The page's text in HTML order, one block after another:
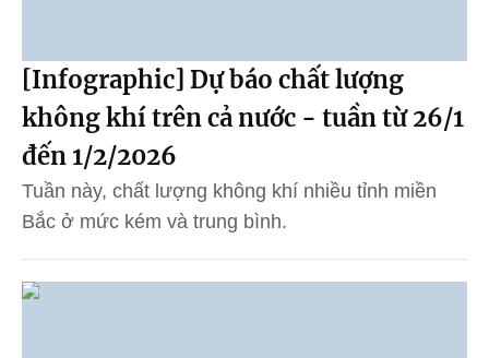
[Infographic] Dự báo chất lượng
không khí trên cả nước - tuần từ 26/1
đến 1/2/2026
Tuần này, chất lượng không khí nhiều tỉnh miền
Bắc ở mức kém và trung bình.